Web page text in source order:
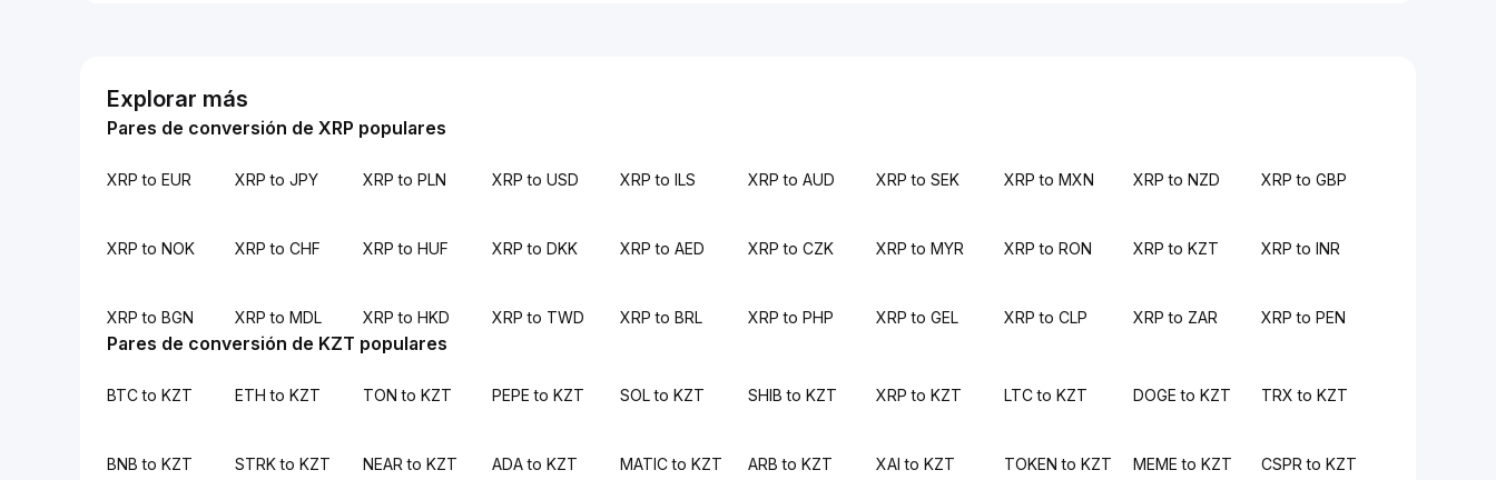
Explorar más
Pares de conversión de XRP populares
XRP to EUR XRP to JPY XRP to PLN XRP to USD XRP to ILS XRP to AUD XRP to SEK XRP to MXN XRP to NZD XRP to GBP
XRP to NOK XRP to CHF XRP to HUF XRP to DKK XRP to AED XRP to CZK XRP to MYR XRP to RON XRP to KZT XRP to INR
XRP to BGN XRP to MDL XRP to HKD XRP to TWD XRP to BRL XRP to PHP XRP to GEL XRP to CLP XRP to ZAR XRP to PEN
Pares de conversión de KZT populares
BTC to KZT ETH to KZT TON to KZT PEPE to KZT SOL to KZT SHIB to KZT XRP to KZT LTC to KZT DOGE to KZT TRX to KZT
BNB to KZT STRK to KZT NEAR to KZT ADA to KZT MATIC to KZT ARB to KZT XAI to KZT TOKEN to KZT MEME to KZT CSPR to KZT